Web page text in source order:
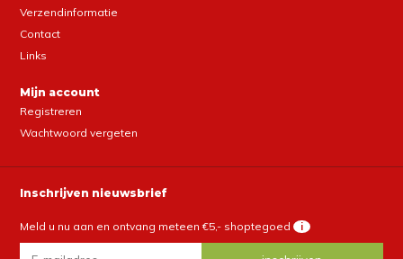
Verzendinformatie
Contact
Links
Mijn account
Registreren
Wachtwoord vergeten
Inschrijven nieuwsbrief
Meld u nu aan en ontvang meteen €5,- shoptegoed i